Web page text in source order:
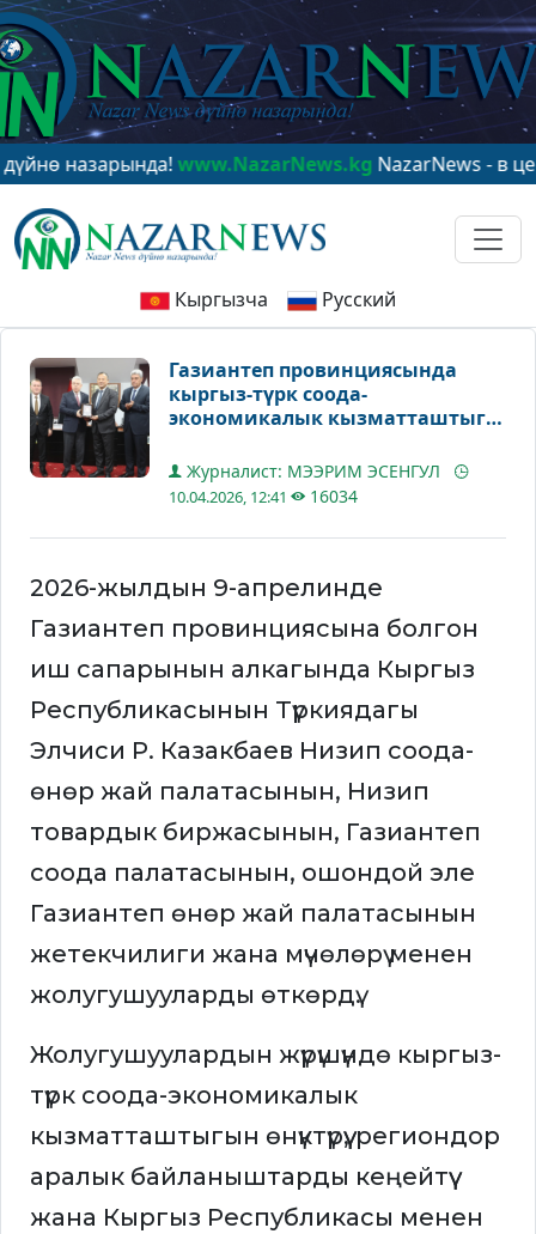
www.NazarNews.kgNazarNews - в центре
Кыргызча Русский
Газиантеп провинциясында
кыргыз-түрк соода-
экономикалык кызматташтыгы
Журналист: МЭЭРИМ ЭСЕНГУЛ
10.04.2026, 12:41 16034
2026-жылдын 9-апрелинде
Газиантеп провинциясына болгон
иш сапарынын алкагында Кыргыз
Республикасынын Түркиядагы
Элчиси Р. Казакбаев Низип соода-
өнөр жай палатасынын, Низип
товардык биржасынын, Газиантеп
соода палатасынын, ошондой эле
Газиантеп өнөр жай палатасынын
жетекчилиги жана мүчөлөрү менен
жолугушууларды өткөрдү.
Жолугушуулардын жүрүшүндө кыргыз-
түрк соода-экономикалык
кызматташтыгын өнүктүрүү, региондор
аралык байланыштарды кеңейтүү
жана Кыргыз Республикасы менен